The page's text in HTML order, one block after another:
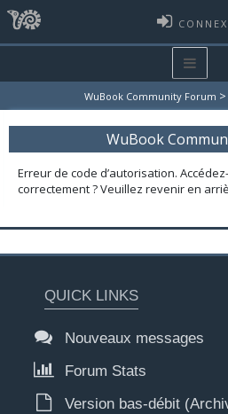
WuBook Community Forum >
WuBook
Erreur de code d’autorisation.
correctement ? Veuillez revenir en
QUICK LINKS
Nouveaux messages
Forum Stats
Version bas-débit